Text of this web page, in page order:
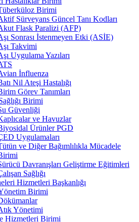
Birimi
Sürveyans Güncel Tanı Kodları
Flask Paralizi (AFP)
Sonrası İstenmeyen Etki (ASİE)
Takvimi
Uygulama Yazıları
İnfluenza
Nil Ateşi Hastalığı
Görev Tanımları
Birimi
Güvenliği
ve Havuzlar
Ürünler PGD
Uygulamaları
ve Diğer Bağımlılıkla Mücadele
Davranışları Geliştirme Eğitimleri
Sağlığı
Hizmetleri Başkanlığı
Birimi
Yönetimi
Hizmetleri Birimi